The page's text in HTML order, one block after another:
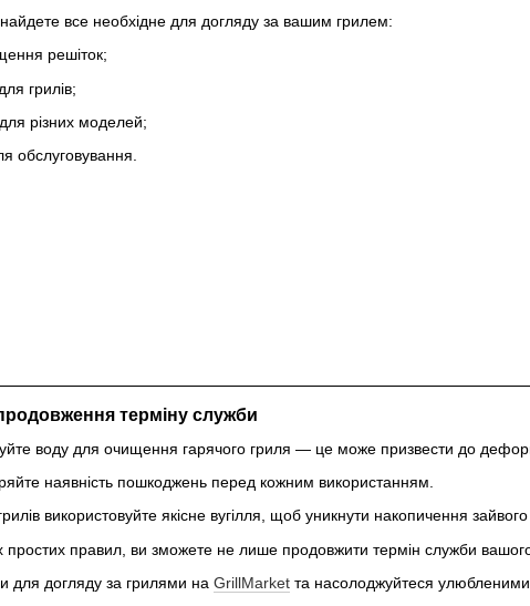
все необхідне для догляду за вашим грилем:
решіток;
грилів;
різних моделей;
обслуговування.
терміну служби
воду для очищення гарячого гриля — це може призвести до
наявність пошкоджень перед кожним використанням.
використовуйте якісне вугілля, щоб уникнути накопичення
правил, ви зможете не лише продовжити термін служби
для догляду за грилями на GrillMarket та насолоджуйтеся